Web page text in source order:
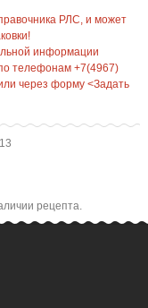
РЛС, и может
информации
телефонам +7(4967)
через форму <Задать
рецепта.